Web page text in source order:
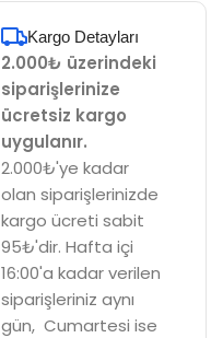
Kargo Detayları
2.000₺ üzerindeki
siparişlerinize
ücretsiz kargo
uygulanır.
2.000₺'ye kadar
olan siparişlerinizde
kargo ücreti sabit
95₺'dir. Hafta içi
16:00'a kadar verilen
siparişleriniz aynı
gün, Cumartesi ise